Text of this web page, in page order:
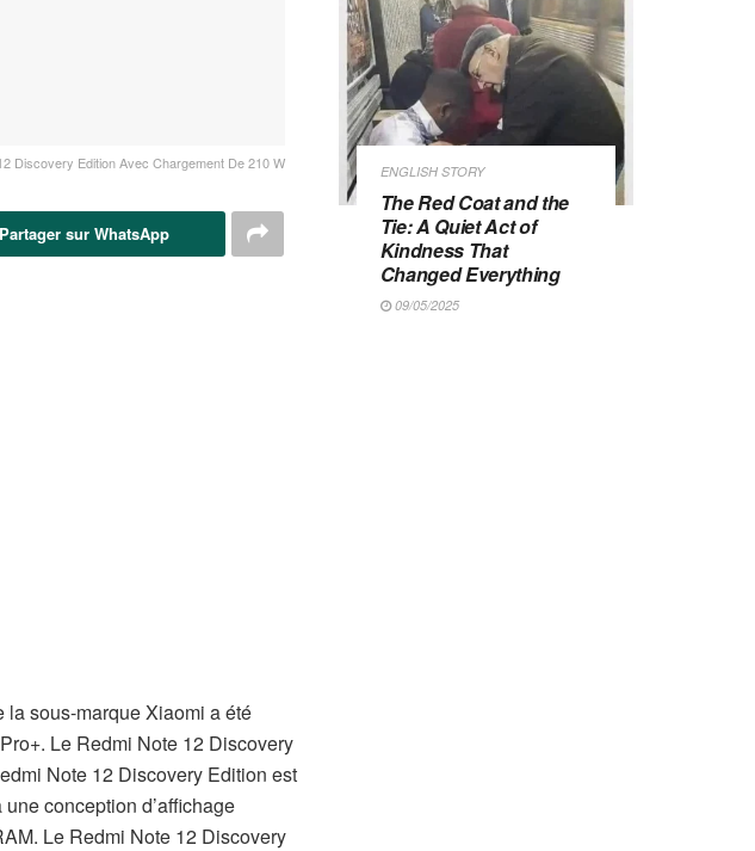
Discovery Edition Avec Chargement De 210 W
Partager sur WhatsApp
sous-marque Xiaomi a été
Le Redmi Note 12 Discovery
Note 12 Discovery Edition est
conception d’affichage
Le Redmi Note 12 Discovery
ENGLISH STORY
The Red Coat and the
Tie: A Quiet Act of
Kindness That
Changed Everything
09/05/2025